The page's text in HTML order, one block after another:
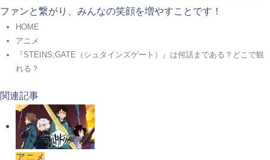
ファンと繋がり、みんなの笑顔を増やすことです！
HOME
アニメ
『STEINS;GATE（シュタインズゲート）』は何話まである？どこで観
れる？
関連記事
アニメ